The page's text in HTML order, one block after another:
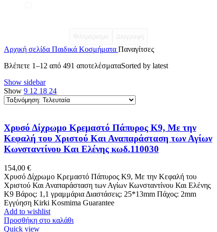
Αρχική σελίδα Παιδικά Κοσμήματα Παναγίτσες
Βλέπετε 1–12 από 491 αποτελέσματαSorted by latest
Show sidebar
Show 9 12 18 24
Χρυσό Δίχρωμο Κρεμαστό Πάπυρος Κ9, Με την
Κεφαλή του Χριστού Και Αναπαράσταση των Αγίων
Κωνσταντίνου Και Ελένης κωδ.110030
154,00 €
Χρυσό Δίχρωμο Κρεμαστό Πάπυρος Κ9, Με την Κεφαλή του
Χριστού Και Αναπαράσταση των Αγίων Κωνσταντίνου Και Ελένης
Κ9 Βάρος: 1,1 γραμμάρια Διαστάσεις: 25*13mm Πάχος: 2mm
Εγγύηση Kirki Kosmima Guarantee
Add to wishlist
Προσθήκη στο καλάθι
Quick view